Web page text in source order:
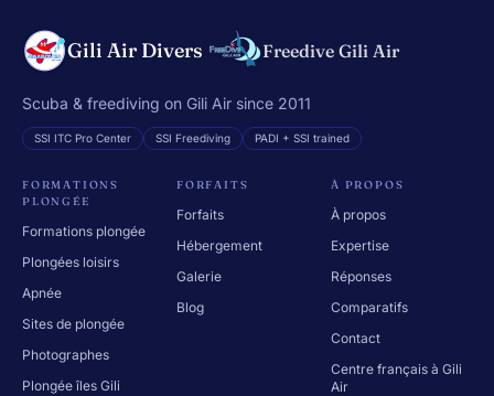
Gili Air Divers Freedive Gili Air
Scuba & freediving on Gili Air since 2011
SSI ITC Pro Center SSI Freediving PADI + SSI trained
FORMATIONS
PLONGÉE
Formations plongée
Plongées loisirs
Apnée
Sites de plongée
Photographes
Plongée îles Gili
FORFAITS
Forfaits
Hébergement
Galerie
Blog
À PROPOS
À propos
Expertise
Réponses
Comparatifs
Contact
Centre français à Gili
Air